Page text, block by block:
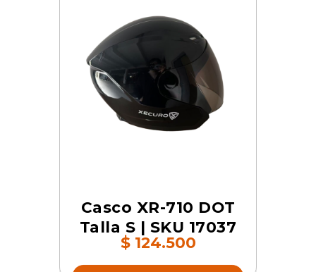
Casco XR-710 DOT
Talla S | SKU 17037
$124.500